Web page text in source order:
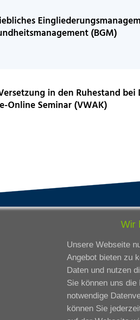
(BGM)
in den Ruhestand
Online Seminar (VWAK)
Standorte
Darmstadt
Frankfurt
Fulda
Gießen
Kassel
Wiesbaden
Wir
Unsere Webseite
Angebot bieten zu
Daten und nutzen
Sie können uns
notwendige
können Sie